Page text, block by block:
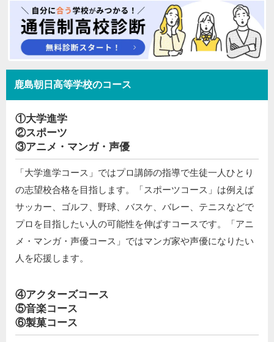
鹿島朝日高等学校のコース
①大学進学
②スポーツ
③アニメ・マンガ・声優
「大学進学コース」ではプロ講師の指導で生徒一人ひとり
の志望校合格を目指します。「スポーツコース」は例えば
サッカー、ゴルフ、野球、バスケ、バレー、テニスなどで
プロを目指したい人の可能性を伸ばすコースです。「アニ
メ・マンガ・声優コース」ではマンガ家や声優になりたい
人を応援します。
④アクターズコース
⑤音楽コース
⑥製菓コース